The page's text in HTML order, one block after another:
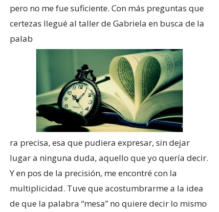
pero no me fue suficiente. Con más preguntas que
certezas llegué al taller de Gabriela en busca de la
palab
ra precisa, esa que pudiera expresar, sin dejar
lugar a ninguna duda, aquello que yo quería decir.
Y en pos de la precisión, me encontré con la
multiplicidad. Tuve que acostumbrarme a la idea
de que la palabra “mesa” no quiere decir lo mismo